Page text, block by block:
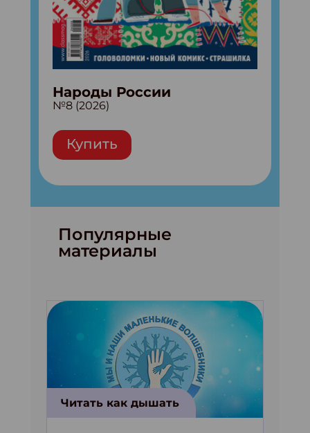
Народы России
№8 (2026)
Купить
Популярные
материалы
Читать как дышать